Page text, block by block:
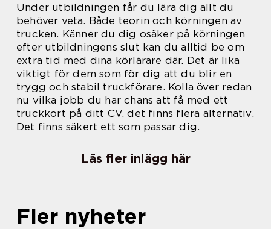
Under utbildningen får du lära dig allt du
behöver veta. Både teorin och körningen av
trucken. Känner du dig osäker på körningen
efter utbildningens slut kan du alltid be om
extra tid med dina körlärare där. Det är lika
viktigt för dem som för dig att du blir en
trygg och stabil truckförare. Kolla över redan
nu vilka jobb du har chans att få med ett
truckkort på ditt CV, det finns flera alternativ.
Det finns säkert ett som passar dig.
Läs fler inlägg här
Fler nyheter